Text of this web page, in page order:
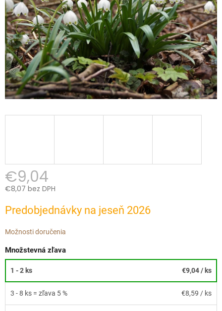
€9,04
€8,07 bez DPH
cena:
Predobjednávky na jeseň 2026
Možnosti doručenia
Množstevná zľava
1 - 2 ks €9,04/ ks
3 - 8 ks = zľava 5 % €8,59 / ks